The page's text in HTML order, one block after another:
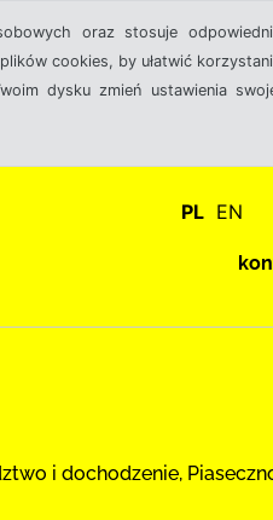
oraz stosuje
cookies, by ułatwić
dysku zmień ustawienia
PL EN
i dochodzenie,